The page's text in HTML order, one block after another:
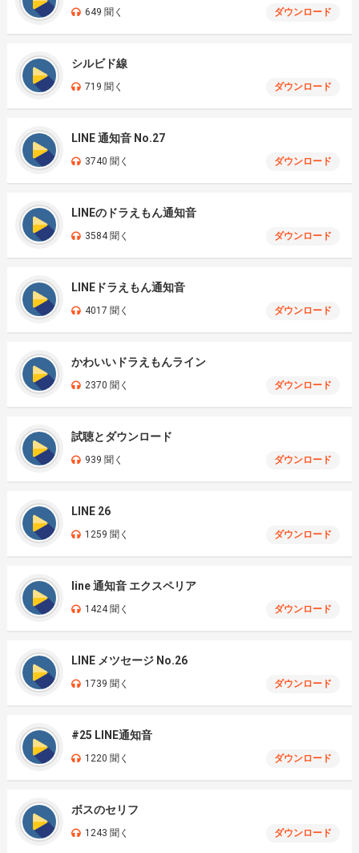
649 聞く ダウンロード
シルビド線
719 聞く ダウンロード
LINE 通知音 No.27
3740 聞く ダウンロード
LINEのドラえもん通知音
3584 聞く ダウンロード
LINEドラえもん通知音
4017 聞く ダウンロード
かわいいドラえもんライン
2370 聞く ダウンロード
試聴とダウンロード
939 聞く ダウンロード
LINE 26
1259 聞く ダウンロード
line 通知音 エクスペリア
1424 聞く ダウンロード
LINE メツセージ No.26
1739 聞く ダウンロード
#25 LINE通知音
1220 聞く ダウンロード
ボスのセリフ
1243 聞く ダウンロード